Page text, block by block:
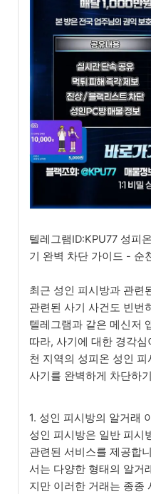
텔레그램ID:KPU77 성피
기 완벽 차단 가이드 - 순
최근 성인 피시방과 관련
관련된 사기 사건도 빈번
텔레그램과 같은 메신저
따라, 사기에 대한 경각
천 지역의 성피온 성인
사기를 완벽하게 차단하
1. 성인 피시방의 알거래
성인 피시방은 일반 피시
관련된 서비스를 제공합
서는 다양한 형태의 알거
지만 이러한 거래는 종종